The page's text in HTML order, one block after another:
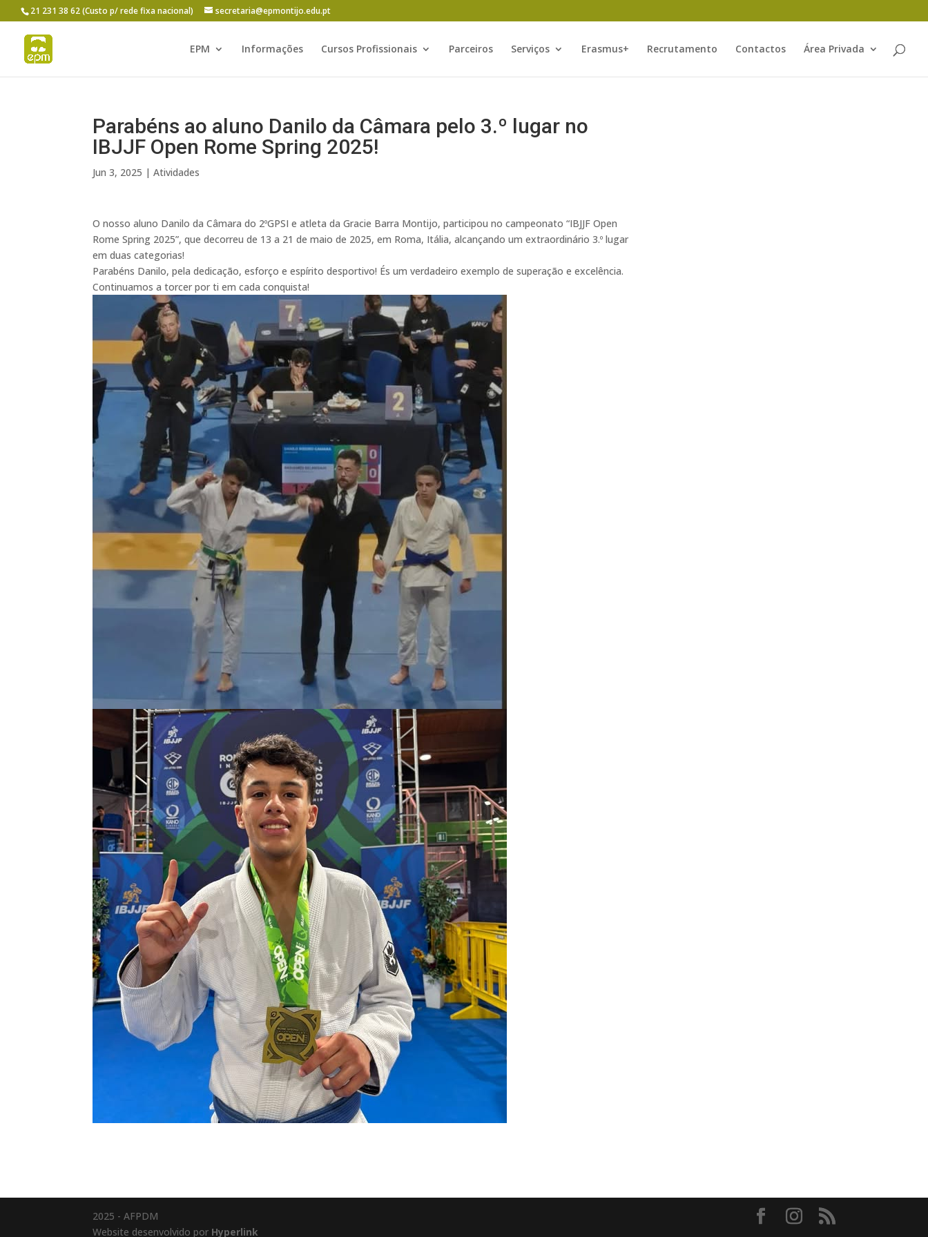
21 231 38 62 (Custo p/ rede fixa nacional) secretaria@epmontijo.edu.pt
EPM Informações Cursos Profissionais Parceiros Serviços Erasmus+ Recrutamento Contactos Área Privada
Parabéns ao aluno Danilo da Câmara pelo 3.º lugar no
IBJJF Open Rome Spring 2025!
Jun 3, 2025 |Atividades
O nosso aluno Danilo da Câmara do 2ºGPSI e atleta da Gracie Barra Montijo, participou no campeonato “IBJJF Open
Rome Spring 2025”, que decorreu de 13 a 21 de maio de 2025, em Roma, Itália, alcançando um extraordinário 3.º lugar
em duas categorias!
Parabéns Danilo, pela dedicação, esforço e espírito desportivo! És um verdadeiro exemplo de superação e excelência.
Continuamos a torcer por ti em cada conquista!
2025 - AFPDM
Website desenvolvido por Hyperlink